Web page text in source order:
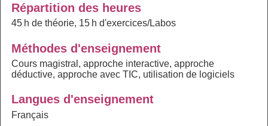
Répartition des heures
45 h de théorie, 15 h d'exercices/Labos
Méthodes d'enseignement
Cours magistral, approche interactive, approche
déductive, approche avec TIC, utilisation de logiciels
Langues d'enseignement
Français